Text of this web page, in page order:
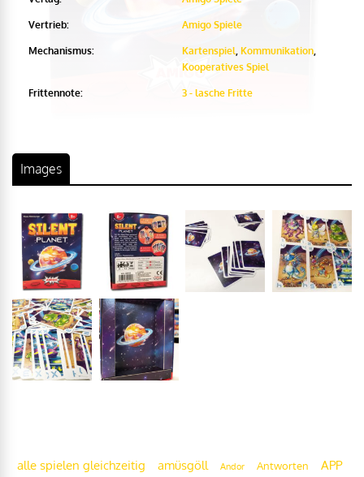
Vertrieb: Amigo Spiele
Mechanismus: Kartenspiel, Kommunikation,
Kooperatives Spiel
Frittennote: 3 - lasche Fritte
Images
alle spielen gleichzeitig amüsgöll Andor Antworten
APP